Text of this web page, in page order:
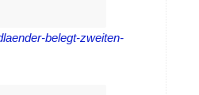
belegt-zweiten-